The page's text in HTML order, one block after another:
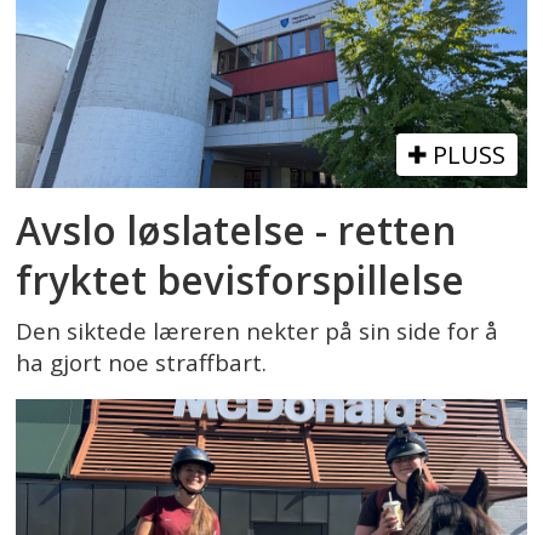
PLUSS
Avslo løslatelse - retten
fryktet bevisforspillelse
Den siktede læreren nekter på sin side for å
ha gjort noe straffbart.